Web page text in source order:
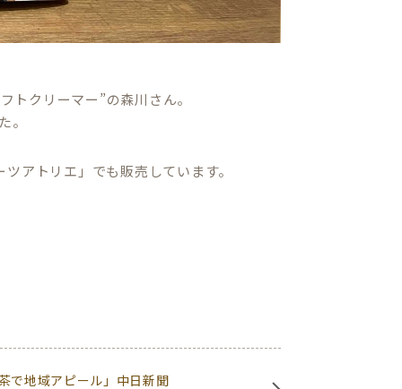
トクリーマー”の森川さん。
。
アトリエ」でも販売しています。
で地域アピール」中日新聞